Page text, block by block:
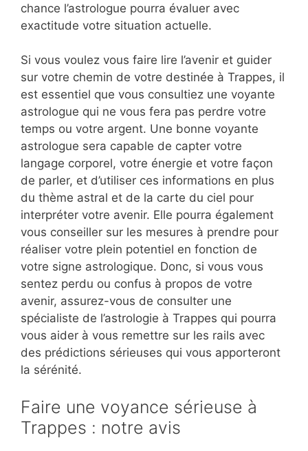
chance l’astrologue pourra évaluer avec
exactitude votre situation actuelle.
Si vous voulez vous faire lire l’avenir et guider
sur votre chemin de votre destinée à Trappes, il
est essentiel que vous consultiez une voyante
astrologue qui ne vous fera pas perdre votre
temps ou votre argent. Une bonne voyante
astrologue sera capable de capter votre
langage corporel, votre énergie et votre façon
de parler, et d’utiliser ces informations en plus
du thème astral et de la carte du ciel pour
interpréter votre avenir. Elle pourra également
vous conseiller sur les mesures à prendre pour
réaliser votre plein potentiel en fonction de
votre signe astrologique. Donc, si vous vous
sentez perdu ou confus à propos de votre
avenir, assurez-vous de consulter une
spécialiste de l’astrologie à Trappes qui pourra
vous aider à vous remettre sur les rails avec
des prédictions sérieuses qui vous apporteront
la sérénité.
Faire une voyance sérieuse à
Trappes : notre avis